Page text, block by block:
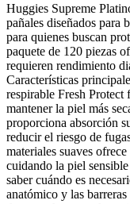
Huggies Supreme
pañales diseñados para
para quienes buscan
paquete de 120 piezas
requieren rendimiento
Características
respirable Fresh Protect
mantener la piel más
proporciona absorción
reducir el riesgo de
materiales suaves
cuidando la piel
saber cuándo es
anatómico y las